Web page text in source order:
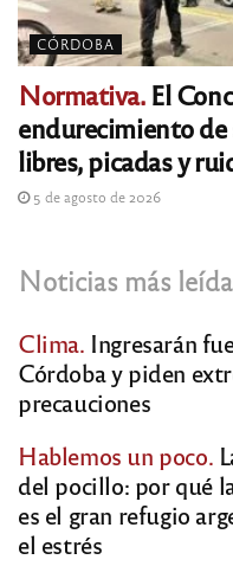
CÓRDOBA
Normativa.El
endurecimiento de
libres, picadas y
5 de agosto de 2026
Noticias más
Clima. Ingresarán
Córdoba y piden
precauciones
Hablemos un poco.
del pocillo: por qué
es el gran refugio
el estrés